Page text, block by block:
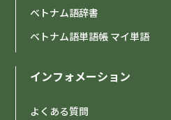
ベトナム語辞書
ベトナム語単語帳 マイ単語
インフォメーション
よくある質問